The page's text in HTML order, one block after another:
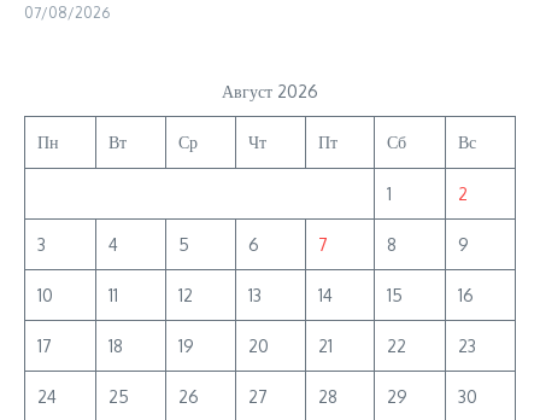
07/08/2026
Август 2026
Пн Вт Ср Чт Пт Сб Вс
1 2
3 4 5 6 7 8 9
10 11 12 13 14 15 16
17 18 19 20 21 22 23
24 25 26 27 28 29 30